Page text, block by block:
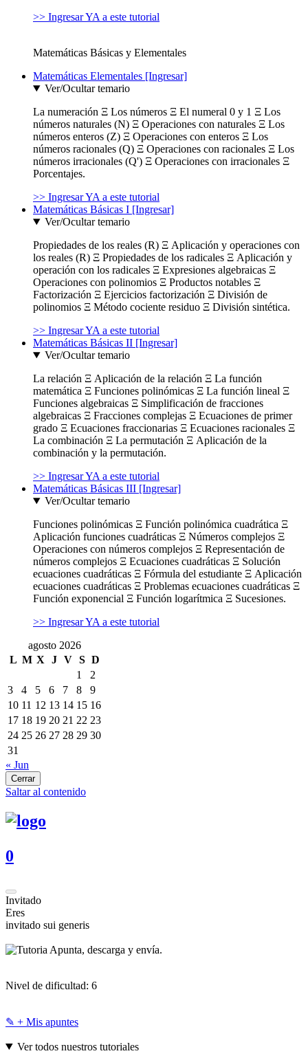
>> Ingresar YA a este tutorial
Matemáticas Básicas y Elementales
Matemáticas Elementales [Ingresar]
Ver/Ocultar temario
La numeración Ξ Los números Ξ El numeral 0 y 1 Ξ Los
números naturales (N) Ξ Operaciones con naturales Ξ Los
números enteros (Z) Ξ Operaciones con enteros Ξ Los
números racionales (Q) Ξ Operaciones con racionales Ξ Los
números irracionales (Q') Ξ Operaciones con irracionales Ξ
Porcentajes.
>> Ingresar YA a este tutorial
Matemáticas Básicas I [Ingresar]
Ver/Ocultar temario
Propiedades de los reales (R) Ξ Aplicación y operaciones con
los reales (R) Ξ Propiedades de los radicales Ξ Aplicación y
operación con los radicales Ξ Expresiones algebraicas Ξ
Operaciones con polinomios Ξ Productos notables Ξ
Factorización Ξ Ejercicios factorización Ξ División de
polinomios Ξ Método cociente residuo Ξ División sintética.
>> Ingresar YA a este tutorial
Matemáticas Básicas II [Ingresar]
Ver/Ocultar temario
La relación Ξ Aplicación de la relación Ξ La función
matemática Ξ Funciones polinómicas Ξ La función lineal Ξ
Funciones algebraicas Ξ Simplificación de fracciones
algebraicas Ξ Fracciones complejas Ξ Ecuaciones de primer
grado Ξ Ecuaciones fraccionarias Ξ Ecuaciones racionales Ξ
La combinación Ξ La permutación Ξ Aplicación de la
combinación y la permutación.
>> Ingresar YA a este tutorial
Matemáticas Básicas III [Ingresar]
Ver/Ocultar temario
Funciones polinómicas Ξ Función polinómica cuadrática Ξ
Aplicación funciones cuadráticas Ξ Números complejos Ξ
Operaciones con números complejos Ξ Representación de
números complejos Ξ Ecuaciones cuadráticas Ξ Solución
ecuaciones cuadráticas Ξ Fórmula del estudiante Ξ Aplicación
ecuaciones cuadráticas Ξ Problemas ecuaciones cuadráticas Ξ
Función exponencial Ξ Función logarítmica Ξ Sucesiones.
>> Ingresar YA a este tutorial
agosto 2026
L M X J V S D
1
2
3
4 5 6 7 8
9
10 11 12 13 14 15 16
17 18 19 20 21 22 23
24 25 26 27 28 29 30
31
« Jun
Cerrar
Saltar al contenido
0
Invitado
Eres
invitado sui generis
Apunta, descarga y envía.
Nivel de dificultad: 6
✎ + Mis apuntes
Ver todos nuestros tutoriales